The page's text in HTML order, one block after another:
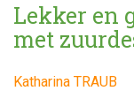
Lekker en
met
Katharina TRAUB